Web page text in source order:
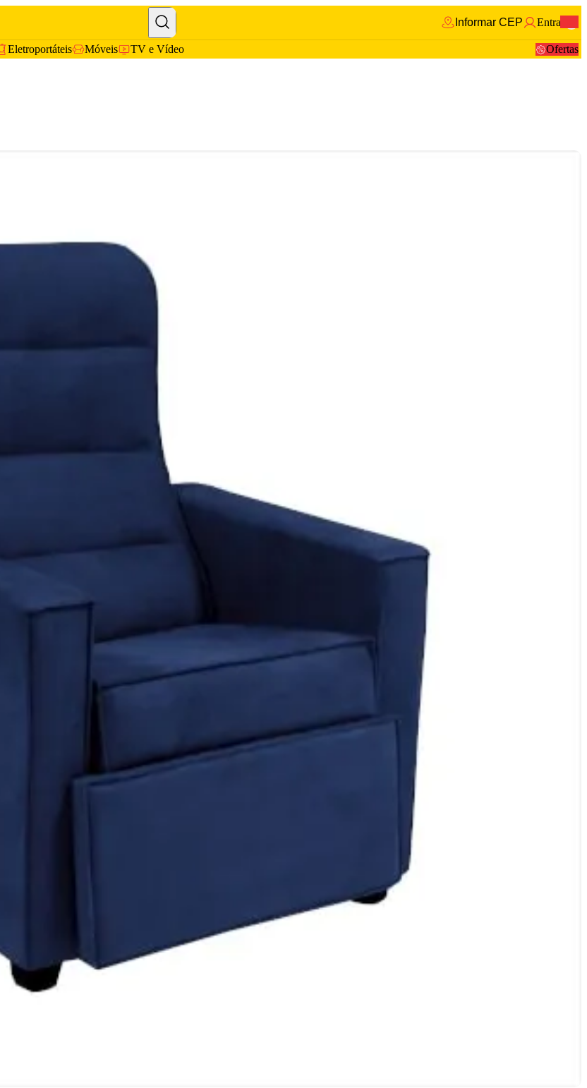
Informar CEP Entrar
Eletroportáteis Móveis TV e Vídeo Ofertas